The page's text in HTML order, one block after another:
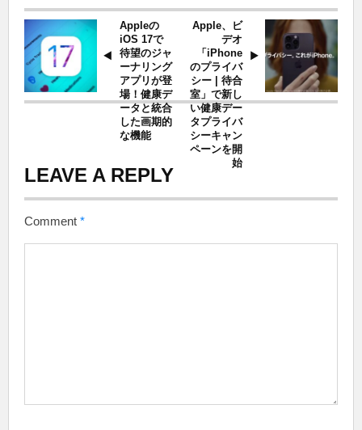
Appleの
iOS 17で
待望のジャ
ーナリング
アプリが登
場！健康デ
ータと統合
した画期的
な機能
Apple、ビ
デオ
「iPhone
のプライバ
シー | 待合
室」で新し
い健康デー
タプライバ
シーキャン
ペーンを開
始
LEAVE A REPLY
Comment *